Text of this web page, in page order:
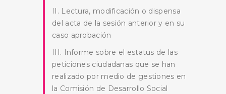
II. Lectura, modificación o dispensa
del acta de la sesión anterior y en su
caso aprobación
III. Informe sobre el estatus de las
peticiones ciudadanas que se han
realizado por medio de gestiones en
la Comisión de Desarrollo Social